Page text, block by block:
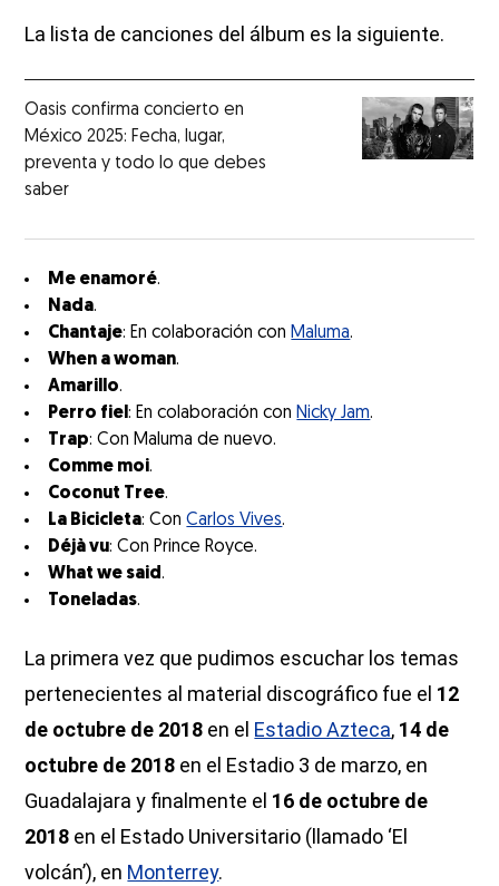
La lista de canciones del álbum es la siguiente.
Oasis confirma concierto en
México 2025: Fecha, lugar,
preventa y todo lo que debes
saber
Me enamoré.
Nada.
Chantaje: En colaboración conMaluma.
When a woman.
Amarillo.
Perro fiel: En colaboración conNicky Jam.
Trap: Con Maluma de nuevo.
Comme moi.
Coconut Tree.
La Bicicleta: ConCarlos Vives.
Déjà vu: Con Prince Royce.
What we said.
Toneladas.
La primera vez que pudimos escuchar los temas
pertenecientes al material discográfico fue el 12
de octubre de 2018 en el Estadio Azteca, 14 de
octubre de 2018 en el Estadio 3 de marzo, en
Guadalajara y finalmente el 16 de octubre de
2018 en el Estado Universitario (llamado ‘El
volcán’), en Monterrey.